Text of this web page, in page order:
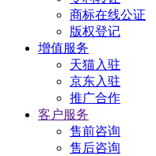
商标在线公证
版权登记
增值服务
天猫入驻
京东入驻
推广合作
客户服务
售前咨询
售后咨询